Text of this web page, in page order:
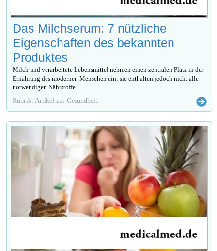
Das Milchserum: 7 nützliche
Eigenschaften des bekannten
Produktes
Milch und verarbeitete Lebensmittel nehmen einen zentralen Platz in der
Ernährung des modernen Menschen ein; sie enthalten jedoch nicht alle
notwendigen Nährstoffe.
Rubrik: Artikel zur Gesundheit.